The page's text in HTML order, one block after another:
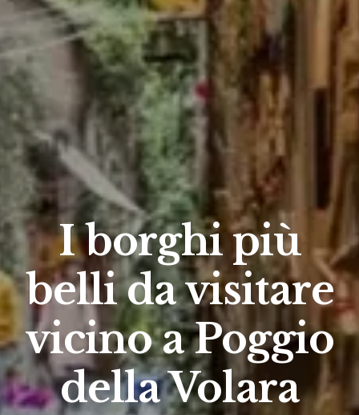
I borghi più
belli da visitare
vicino a Poggio
della Volara